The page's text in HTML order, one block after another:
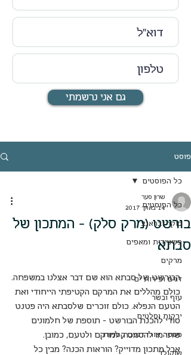
גם אני נרשמתי
פוסט
כל הפוסטים
בוקר ובראנצ
פשטידות ומאפים
מרקים
דגים ופירות ים
עוף ובשר
ירקות וסלטים
פסטה אורז דגנים קטניות
שוקולד
כל הפוסטים
בורשט (מרק סלק) - המתכון של
סבתא
שרון סער
14 באוק׳ 2017
הבורשט של סבתא הוא שם דבר אצלנו במשפחה.
כולם מהללים את המרקם הקטיפתי הייחודי ואת
הטעם הנפלא. כולם זוכרים שלסבתא היה פטנט
סודי להכנת הבורשט - תוספת של חלמונים
שתרמו להסמכה, למרקם ולטעם, כמובן.
אבל מתכון מדוייק? הוראות הכנה? מבין כל